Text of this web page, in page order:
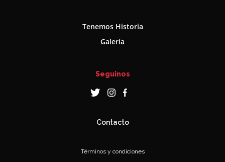
Tenemos Historia
Galería
Seguinos
Contacto
Términos y condiciones